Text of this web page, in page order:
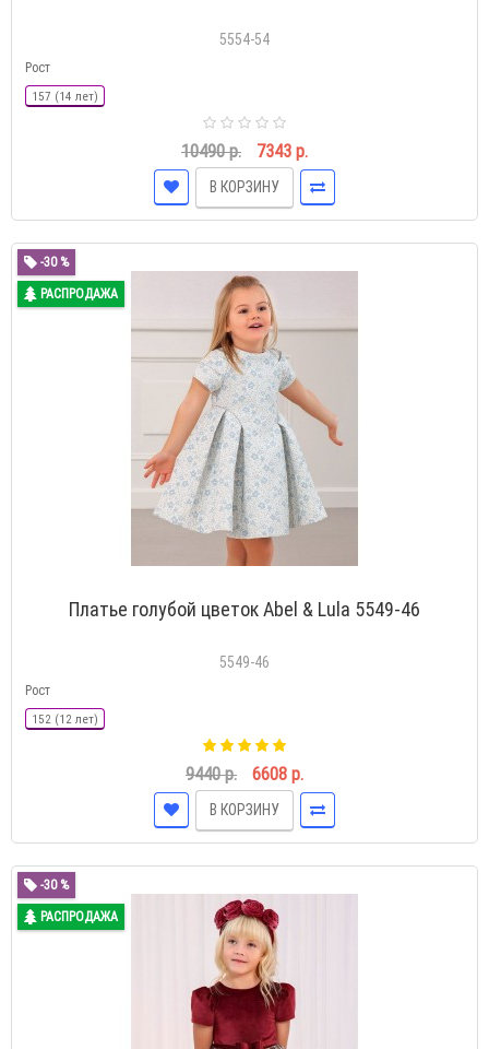
5554-54
Рост
157 (14 лет)
10490 р. 7343 р.
В КОРЗИНУ
-30 %
РАСПРОДАЖА
Платье голубой цветок Abel & Lula 5549-46
5549-46
Рост
152 (12 лет)
9440 р. 6608 р.
В КОРЗИНУ
-30 %
РАСПРОДАЖА